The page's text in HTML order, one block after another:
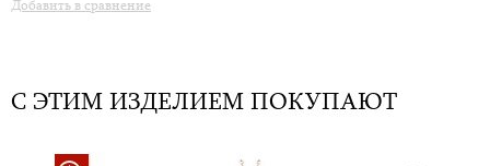
Добавить в сравнение
С ЭТИМ ИЗДЕЛИЕМ ПОКУПАЮТ